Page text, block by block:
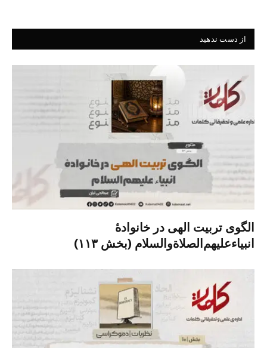
از دست ندهید
الگوی تربیت الهی در خانوادۀ
انبیاءعلیهم‌الصلاةو‌السلام (بخش ۱۱۳)